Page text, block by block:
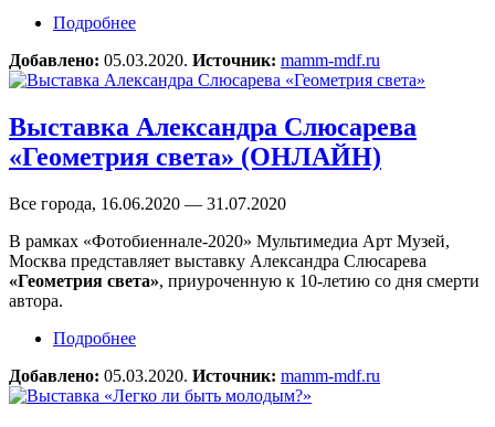
Подробнее
Добавлено: 05.03.2020. Источник: mamm-mdf.ru
Выставка Александра Слюсарева
«Геометрия света» (ОНЛАЙН)
Все города, 16.06.2020 — 31.07.2020
В рамках «Фотобиеннале-2020» Мультимедиа Арт Музей,
Москва представляет выставку Александра Слюсарева
«Геометрия света», приуроченную к 10-летию со дня смерти
автора.
Подробнее
Добавлено: 05.03.2020. Источник: mamm-mdf.ru